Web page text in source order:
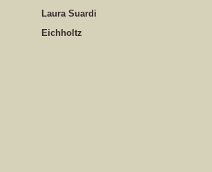
Laura Suardi
Eichholtz